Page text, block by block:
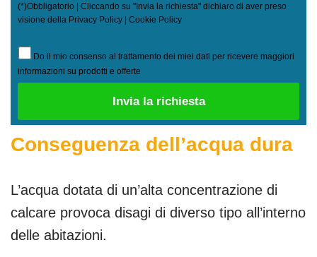
(*)Obbligatorio | Cliccando su "Invia la richiesta" dichiaro di aver preso
visione della Privacy Policy | Cookie Policy
Do il mio consenso al trattamento dei miei dati per ricevere maggiori
informazioni su prodotti e offerte
Conseguenza dell’acqua dura
L’acqua dotata di un’alta concentrazione di
calcare provoca disagi di diverso tipo all’interno
delle abitazioni.